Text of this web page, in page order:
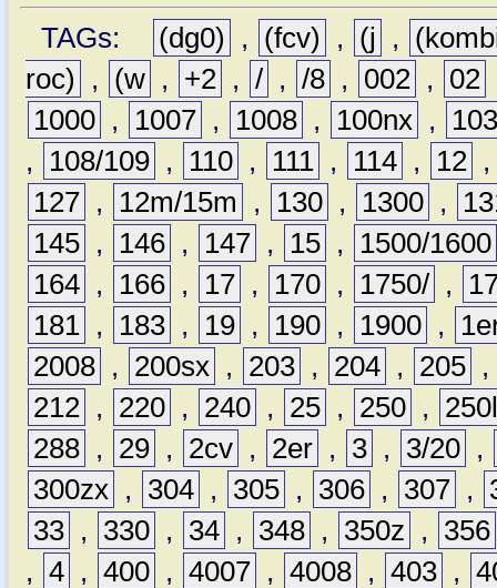
TAGs:
(dg0) , (fcv) , (j ,
roc)
, (w , +2 , / , /8 , 002 , 02
1000 , 1007 , 1008 , 100nx ,
,
108/109 , 110 , 111 , 114 , 12
127 , 12m/15m , 130 , 1300 ,
145 , 146 , 147 , 15 ,
1500/1600
164 , 166 , 17 , 170 , 1750/ ,
181 , 183 , 19 , 190 , 1900 ,
2008 , 200sx , 203 , 204 , 205 ,
212 , 220 , 240 , 25 , 250 ,
288 , 29 , 2cv , 2er , 3 , 3/20 ,
300zx , 304 , 305 , 306 , 307 ,
33 , 330 , 34 , 348 , 350z ,
356
, 4 , 400 , 4007 , 4008 , 403 ,